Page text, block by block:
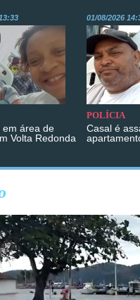
em área de
Volta Redonda
01/08/2026
POLÍCIA
Casal é